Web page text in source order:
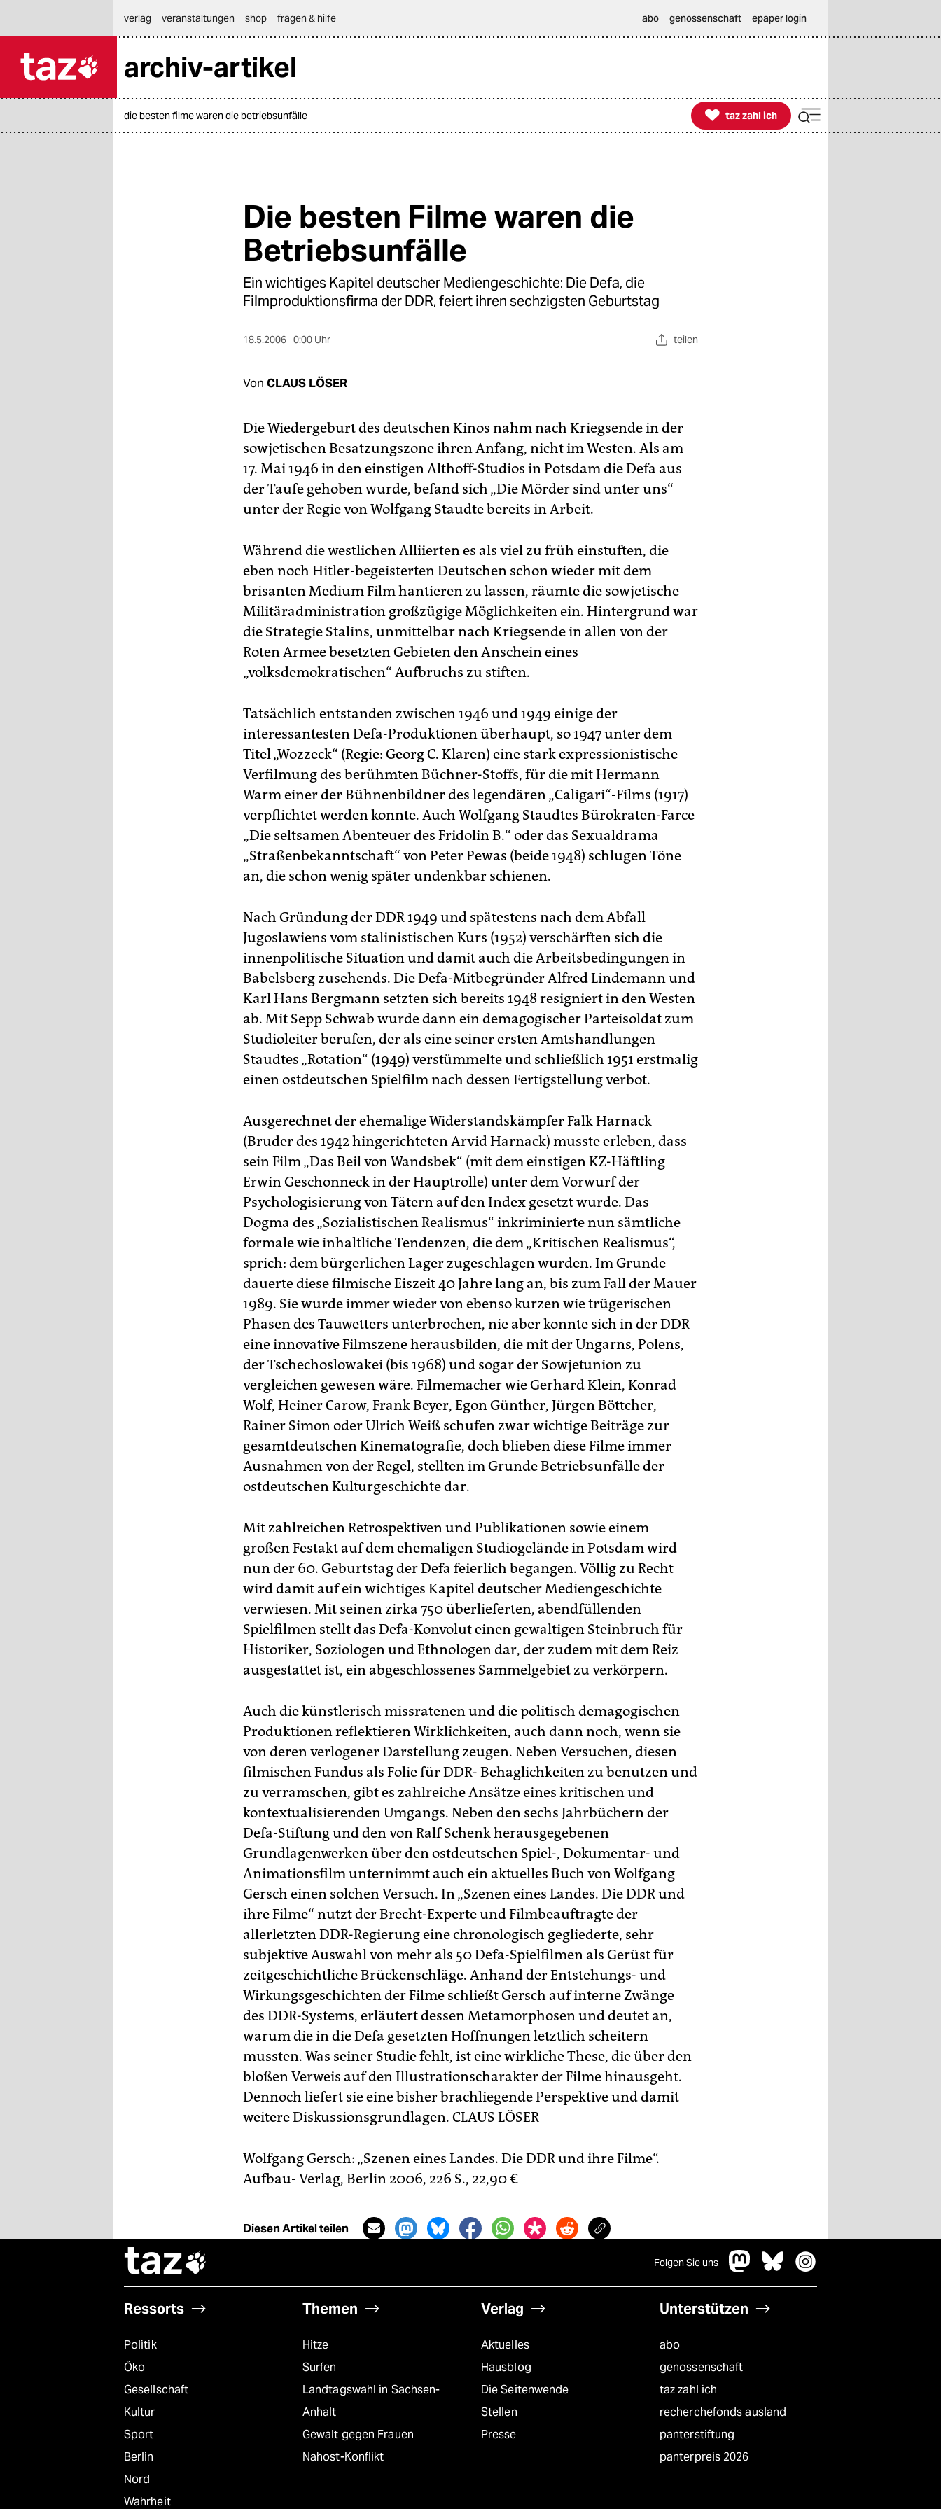
themen
verlag
veranstaltungen shop fragen & hilfe abo genossenschaft epaper login
archiv-artikel
die besten filme waren die betriebsunfälle 
taz zahl ich
taz zahl ich
Die besten Filme waren die
Betriebsunfälle
Ein wichtiges Kapitel deutscher Mediengeschichte: Die Defa, die
Filmproduktionsfirma der DDR, feiert ihren sechzigsten Geburtstag
18.5.2006 0:00 Uhr teilen
Von CLAUS LÖSER
Die Wiedergeburt des deutschen Kinos nahm nach Kriegsende in der
sowjetischen Besatzungszone ihren Anfang, nicht im Westen. Als am
17. Mai 1946 in den einstigen Althoff-Studios in Potsdam die Defa aus
der Taufe gehoben wurde, befand sich „Die Mörder sind unter uns“
unter der Regie von Wolfgang Staudte bereits in Arbeit.
Während die westlichen Alliierten es als viel zu früh einstuften, die
eben noch Hitler-begeisterten Deutschen schon wieder mit dem
brisanten Medium Film hantieren zu lassen, räumte die sowjetische
Militäradministration großzügige Möglichkeiten ein. Hintergrund war
die Strategie Stalins, unmittelbar nach Kriegsende in allen von der
Roten Armee besetzten Gebieten den Anschein eines
„volksdemokratischen“ Aufbruchs zu stiften.
Tatsächlich entstanden zwischen 1946 und 1949 einige der
interessantesten Defa-Produktionen überhaupt, so 1947 unter dem
Titel „Wozzeck“ (Regie: Georg C. Klaren) eine stark expressionistische
Verfilmung des berühmten Büchner-Stoffs, für die mit Hermann
Warm einer der Bühnenbildner des legendären „Caligari“-Films (1917)
verpflichtet werden konnte. Auch Wolfgang Staudtes Bürokraten-Farce
„Die seltsamen Abenteuer des Fridolin B.“ oder das Sexualdrama
„Straßenbekanntschaft“ von Peter Pewas (beide 1948) schlugen Töne
an, die schon wenig später undenkbar schienen.
Nach Gründung der DDR 1949 und spätestens nach dem Abfall
Jugoslawiens vom stalinistischen Kurs (1952) verschärften sich die
innenpolitische Situation und damit auch die Arbeitsbedingungen in
Babelsberg zusehends. Die Defa-Mitbegründer Alfred Lindemann und
Karl Hans Bergmann setzten sich bereits 1948 resigniert in den Westen
ab. Mit Sepp Schwab wurde dann ein demagogischer Parteisoldat zum
Studioleiter berufen, der als eine seiner ersten Amtshandlungen
Staudtes „Rotation“ (1949) verstümmelte und schließlich 1951 erstmalig
einen ostdeutschen Spielfilm nach dessen Fertigstellung verbot.
Ausgerechnet der ehemalige Widerstandskämpfer Falk Harnack
(Bruder des 1942 hingerichteten Arvid Harnack) musste erleben, dass
sein Film „Das Beil von Wandsbek“ (mit dem einstigen KZ-Häftling
Erwin Geschonneck in der Hauptrolle) unter dem Vorwurf der
Psychologisierung von Tätern auf den Index gesetzt wurde. Das
Dogma des „Sozialistischen Realismus“ inkriminierte nun sämtliche
formale wie inhaltliche Tendenzen, die dem „Kritischen Realismus“,
sprich: dem bürgerlichen Lager zugeschlagen wurden. Im Grunde
dauerte diese filmische Eiszeit 40 Jahre lang an, bis zum Fall der Mauer
1989. Sie wurde immer wieder von ebenso kurzen wie trügerischen
Phasen des Tauwetters unterbrochen, nie aber konnte sich in der DDR
eine innovative Filmszene herausbilden, die mit der Ungarns, Polens,
der Tschechoslowakei (bis 1968) und sogar der Sowjetunion zu
vergleichen gewesen wäre. Filmemacher wie Gerhard Klein, Konrad
Wolf, Heiner Carow, Frank Beyer, Egon Günther, Jürgen Böttcher,
Rainer Simon oder Ulrich Weiß schufen zwar wichtige Beiträge zur
gesamtdeutschen Kinematografie, doch blieben diese Filme immer
Ausnahmen von der Regel, stellten im Grunde Betriebsunfälle der
ostdeutschen Kulturgeschichte dar.
Mit zahlreichen Retrospektiven und Publikationen sowie einem
großen Festakt auf dem ehemaligen Studiogelände in Potsdam wird
nun der 60. Geburtstag der Defa feierlich begangen. Völlig zu Recht
wird damit auf ein wichtiges Kapitel deutscher Mediengeschichte
verwiesen. Mit seinen zirka 750 überlieferten, abendfüllenden
Spielfilmen stellt das Defa-Konvolut einen gewaltigen Steinbruch für
Historiker, Soziologen und Ethnologen dar, der zudem mit dem Reiz
ausgestattet ist, ein abgeschlossenes Sammelgebiet zu verkörpern.
Auch die künstlerisch missratenen und die politisch demagogischen
Produktionen reflektieren Wirklichkeiten, auch dann noch, wenn sie
von deren verlogener Darstellung zeugen. Neben Versuchen, diesen
filmischen Fundus als Folie für DDR- Behaglichkeiten zu benutzen und
zu verramschen, gibt es zahlreiche Ansätze eines kritischen und
kontextualisierenden Umgangs. Neben den sechs Jahrbüchern der
Defa-Stiftung und den von Ralf Schenk herausgegebenen
Grundlagenwerken über den ostdeutschen Spiel-, Dokumentar- und
Animationsfilm unternimmt auch ein aktuelles Buch von Wolfgang
Gersch einen solchen Versuch. In „Szenen eines Landes. Die DDR und
ihre Filme“ nutzt der Brecht-Experte und Filmbeauftragte der
allerletzten DDR-Regierung eine chronologisch gegliederte, sehr
subjektive Auswahl von mehr als 50 Defa-Spielfilmen als Gerüst für
zeitgeschichtliche Brückenschläge. Anhand der Entstehungs- und
Wirkungsgeschichten der Filme schließt Gersch auf interne Zwänge
des DDR-Systems, erläutert dessen Metamorphosen und deutet an,
warum die in die Defa gesetzten Hoffnungen letztlich scheitern
mussten. Was seiner Studie fehlt, ist eine wirkliche These, die über den
bloßen Verweis auf den Illustrationscharakter der Filme hinausgeht.
Dennoch liefert sie eine bisher brachliegende Perspektive und damit
weitere Diskussionsgrundlagen. CLAUS LÖSER
Wolfgang Gersch: „Szenen eines Landes. Die DDR und ihre Filme“.
Aufbau- Verlag, Berlin 2006, 226 S., 22,90 €
Diesen Artikel teilen
taz Folgen Sie uns
Ressorts
Politik
Öko
Gesellschaft
Kultur
Sport
Berlin
Nord
Wahrheit
Themen
Hitze
Surfen
Landtagswahl in Sachsen-
Anhalt
Gewalt gegen Frauen
Nahost-Konflikt
Verlag
Aktuelles
Hausblog
Die Seitenwende
Stellen
Presse
Unterstützen
abo
genossenschaft
taz zahl ich
recherchefonds ausland
panterstiftung
panterpreis 2026